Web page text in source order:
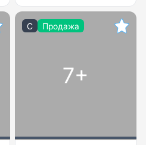
C Продажа
7+